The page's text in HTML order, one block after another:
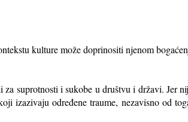
kulture može doprinositi njenom
suprotnosti i sukobe u društvu i državi. Jer
izazivaju određene traume, nezavisno od